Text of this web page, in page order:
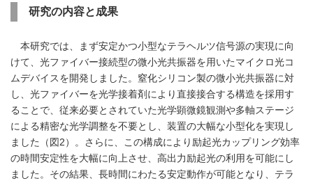
研究の内容と成果
本研究では、まず安定かつ小型なテラヘルツ信号源の実現に向
けて、光ファイバー接続型の微小光共振器を用いたマイクロ光コ
ムデバイスを開発しました。窒化シリコン製の微小光共振器に対
し、光ファイバーを光学接着剤により直接接合する構造を採用す
ることで、従来必要とされていた光学顕微鏡観測や多軸ステージ
による精密な光学調整を不要とし、装置の大幅な小型化を実現し
ました（図2）。さらに、この構成により励起光カップリング効率
の時間安定性を大幅に向上させ、高出力励起光の利用を可能にし
ました。その結果、長時間にわたる安定動作が可能となり、テラ